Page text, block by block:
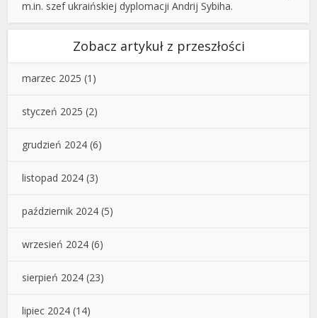
m.in. szef ukraińskiej dyplomacji Andrij Sybiha.
Zobacz artykuł z przeszłości
marzec 2025 (1)
styczeń 2025 (2)
grudzień 2024 (6)
listopad 2024 (3)
październik 2024 (5)
wrzesień 2024 (6)
sierpień 2024 (23)
lipiec 2024 (14)